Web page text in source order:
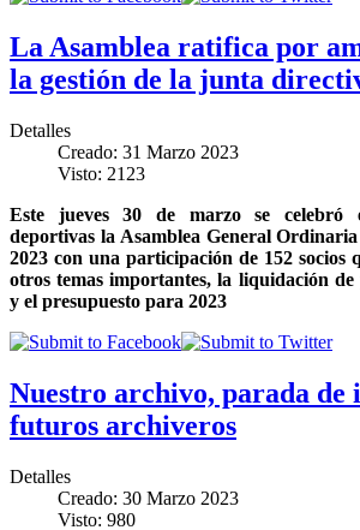
La Asamblea ratifica por
la gestión de la junta
Detalles
Creado: 31 Marzo 2023
Visto: 2123
Este jueves 30 de marzo se celebró
deportivas la Asamblea General
2023 con una participación de 152 socios
otros temas importantes, la liquidación de
y el presupuesto para 2023
Nuestro archivo, parada de
futuros archiveros
Detalles
Creado: 30 Marzo 2023
Visto: 980